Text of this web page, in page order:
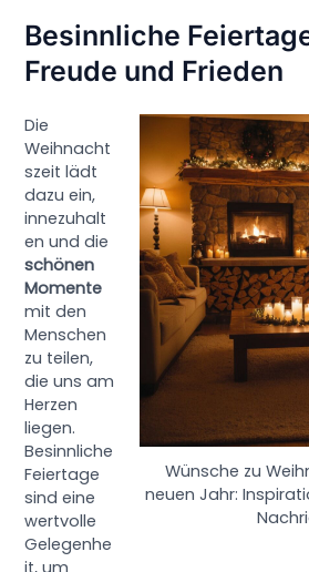
Besinnliche
Freude und Frieden
Wünsche zu
neuen Jahr:
Die
Weihnacht
szeit lädt
dazu ein,
innezuhalt
en und die
schönen
Momente
mit den
Menschen
zu teilen,
die uns am
Herzen
liegen.
Besinnliche
Feiertage
sind eine
wertvolle
Gelegenhe